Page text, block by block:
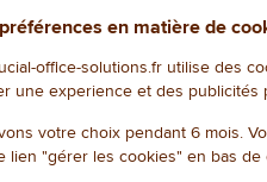
1/
en matière de
office-solutions.fr utilise des
une experience et des publicités
votre choix pendant 6 mois.
lien "gérer les cookies" en bas